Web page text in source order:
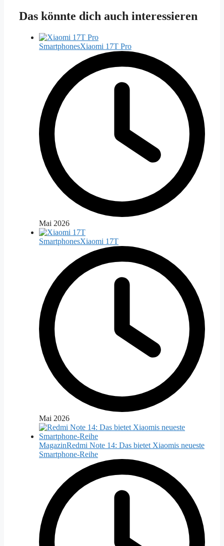
Das könnte dich auch interessieren
SmartphonesXiaomi 17T Pro
Mai 2026
SmartphonesXiaomi 17T
Mai 2026
MagazinRedmi Note 14: Das bietet Xiaomis neueste
Smartphone-Reihe